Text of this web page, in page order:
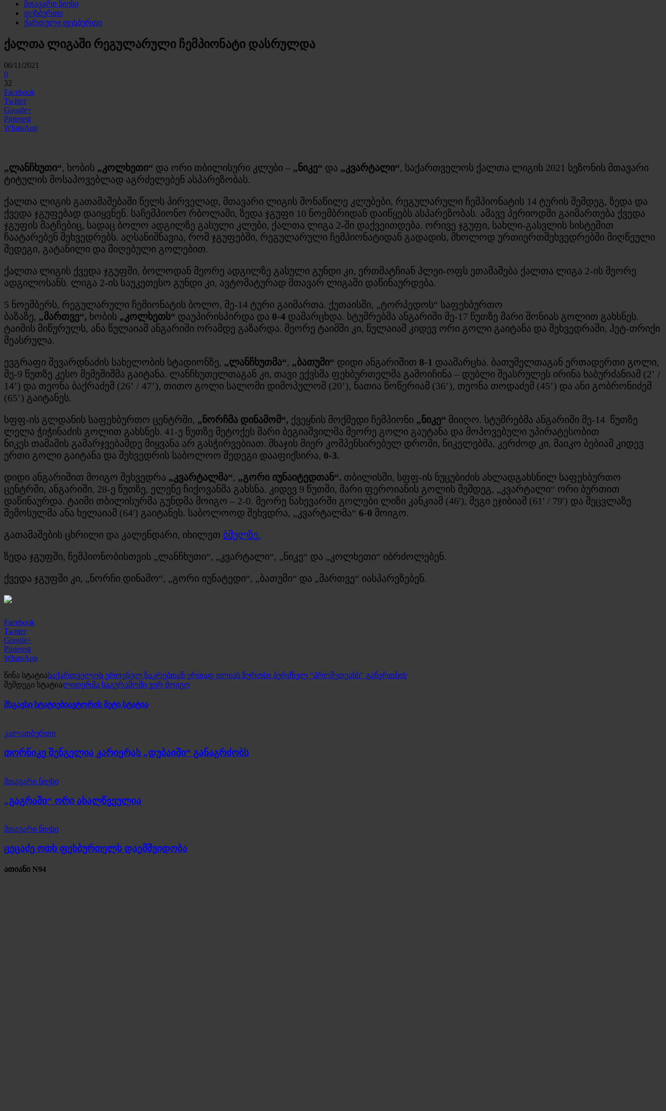
მთავარი ნიუსი
ფეხბურთი
ქართული ფეხბურთი
ქალთა ლიგაში რეგულარული ჩემპიონატი დასრულდა
06/11/2021
0
32
Facebook
Twitter
Google+
Pinterest
WhatsApp
„ლანჩხუთი“, ხობის „კოლხეთი“ და ორი თბილისური კლუბი – „ნიკე“ და „კვარტალი“, საქართველოს ქალთა ლიგის 2021 სეზონის მთავარი
ტიტულის მოსაპოვებლად აგრძელებენ ასპარეზობას.
ქალთა ლიგის გათამაშებაში წელს პირველად, მთავარი ლიგის მონაწილე კლუბები, რეგულარული ჩემპიონატის 14 ტურის შემდეგ, ზედა და
ქვედა ჯგუფებად დაიყვნენ. საჩემპიონო რბოლაში, ზედა ჯგუფი 10 ნოემბრიდან დაიწყებს ასპარეზობას. ამავე პერიოდში გაიმართება ქვედა
ჯგუფის მატჩებიც, სადაც ბოლო ადგილზე გასული კლუბი, ქალთა ლიგა 2-ში დაქვეითდება. ორივე ჯგუფი, სახლი-გასვლის სისტემით
ჩაატარებენ შეხვედრებს. აღსანიშნავია, რომ ჯგუფებში, რეგულარული ჩემპიონატიდან გადადის, მხოლოდ ურთიერთშეხვედრებში მიღწეული
შედეგი, გატანილი და მიღებული გოლებით.
ქალთა ლიგის ქვედა ჯგუფში, ბოლოდან მეორე ადგილზე გასული გუნდი კი, ერთმატჩიან პლეი-ოფს ეთამაშება ქალთა ლიგა 2-ის მეორე
ადგილოსანს. ლიგა 2-ის საუკეთესო გუნდი კი, ავტომატურად მთავარ ლიგაში დაწინაურდება.
5 ნოემბერს, რეგულარული ჩემიონატის ბოლო, მე-14 ტური გაიმართა. ქუთაისში, „ტორპედოს“ საფეხბურთო
ბაზაზე, „მართვე“, ხობის „კოლხეთს“ დაუპირისპირდა და 0-4 დამარცხდა. სტუმრებმა ანგარიში მე-17 წუთზე მარი შონიას გოლით გახსნეს.
ტაიმის მიწურულს, ანა წულაიამ ანგარიში ორამდე გაზარდა. მეორე ტაიმში კი, წულაიამ კიდევ ორი გოლი გაიტანა და შეხვედრაში, ჰეტ-თრიქი
შეასრულა.
ევგრაფი შევარდნაძის სახელობის სტადიონზე, „ლანჩხუთმა“, „ბათუმი“ დიდი ანგარიშით 8-1 დაამარცხა. ბათუმელთაგან ერთადერთი გოლი,
მე-9 წუთზე კესო მემეშიშმა გაიტანა. ლანჩხუთელთაგან კი, თავი ექვსმა ფეხბურთელმა გამოიჩინა – დუბლი შეასრულეს ირინა ხაბურძანიამ (2’ /
14’) და თეონა ბაქრაძემ (26’ / 47’), თითო გოლი სალომი დიმოპულომ (20’), ნათია წოწერიამ (36’), თეონა თოდაძემ (45’) და ანი გობრონიძემ
(65’) გაიტანეს.
სფფ-ის გლდანის საფეხბურთო ცენტრში, „ნორჩმა დინამომ“, ქვეყნის მოქმედი ჩემპიონი „ნიკე“ მიიღო. სტუმრებმა ანგარიში მე-14 წუთზე
ლელა ჭიჭინაძის გოლით გახსნეს. 41-ე წუთზე მეტოქეს მარი ბეგიაშვილმა მეორე გოლი გაუტანა და მოპოვებული უპირატესობით
ნიკეს თამაშის გამარჯვებამდე მიყვანა არ გასჭირვებიათ. მსაჯის მიერ კომპენსირებულ დროში, ნიკელებმა, კერძოდ კი, მაიკო ბებიამ კიდევ
ერთი გოლი გაიტანა და შეხვედრის საბოლოო შედეგი დააფიქსირა, 0-3.
დიდი ანგარიშით მოიგო შეხვედრა „კვარტალმა“, „გორი იუნაიტედთან“. თბილისში, სფფ-ის ნუცუბიძის ახლადგახსნილ საფეხბურთო
ცენტრში, ანგარიში, 28-ე წუთზე, ელენე ჩიქოვანმა გახსნა. კიდევ 9 წუთში, მარი ფეროიანის გოლის შემდეგ, „კვარტალი“ ორი ბურთით
დაწინაურდა. ტაიმი თბილისურმა გუნდმა მოიგო – 2-0. მეორე ნახევარში გოლები ლიზი კანკიამ (46′), მეგი ეჯიბიამ (61′ / 79′) და შეცვლაზე
შემოსულმა ანა ხელაიამ (64′) გაიტანეს. საბოლოოდ შეხვდრა, „კვარტალმა“ 6-0 მოიგო.
გათამაშების ცხრილი და კალენდარი, იხილეთ ბმულზე.
ზედა ჯგუფში, ჩემპიონობისთვის „ლანჩხუთი“, „კვარტალი“, „ნიკე“ და „კოლხეთი“ იბრძოლებენ.
ქვედა ჯგუფში კი, „ნორჩი დინამო“, „გორი იუნატედი“, „ბათუმი“ და „მართვე“ იასპარეზებენ.
Facebook
Twitter
Google+
Pinterest
WhatsApp
წინა სტატიასაქართველოს ეროვნულ ნაკრებთან ერთად ილიას ზუროსი ბერძნულ “პრომეთეასს” გაწვრთნის
შემდეგი სტატიალიდერმა საგურამოში ვერ მოიგო
მსგავსი სტატიებიავტორის მეტი სტატია
კალათბურთი
თორნიკე შენგელია კარიერას „დუბაიში“ განაგრძობს
მთავარი ნიუსი
„გაგრაში“ ორი ახალწვეულია
მთავარი ნიუსი
ცეცაძე ოთხ ფეხბურთელს დაემშვიდობა
ათიანი N94